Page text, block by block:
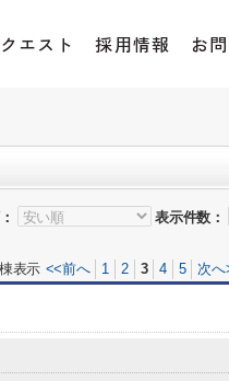
エスト 採用情報 お
表示件数：
棟表示 <<前へ 1 2 3 4 5 次へ